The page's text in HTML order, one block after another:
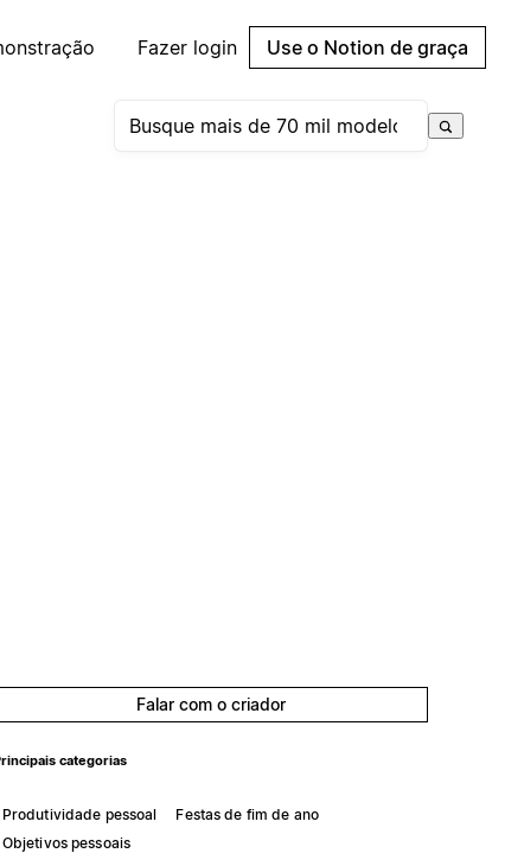
Fazer login Use o Notion de graça
Falar com o criador
categorias
Produtividade pessoal
Festas de fim de ano
Objetivos pessoais